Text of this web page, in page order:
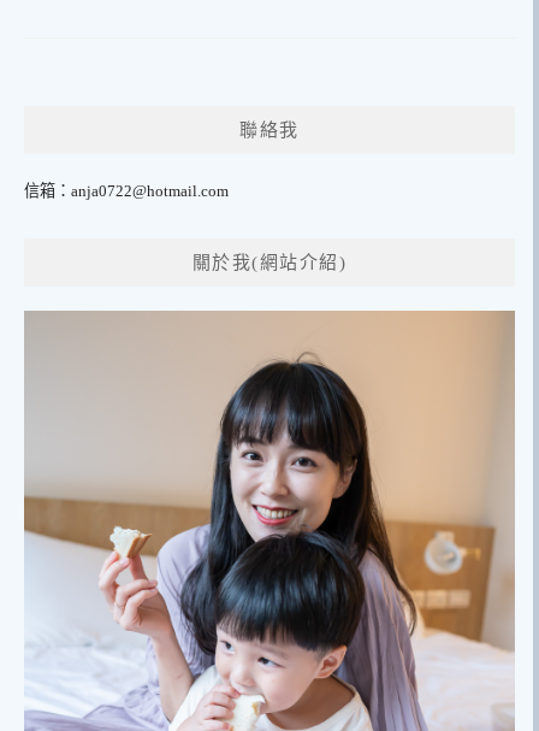
聯絡我
信箱： anja0722@hotmail.com
關於我(網站介紹)